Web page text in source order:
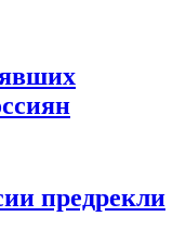
предрекли